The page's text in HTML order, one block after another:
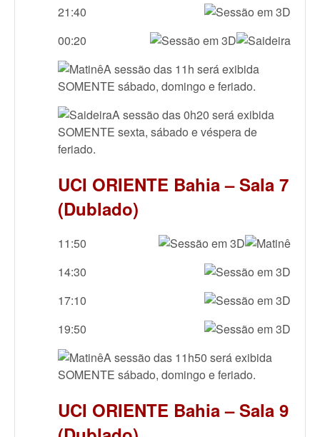
21:40
00:20
A sessão das 11h será exibida
SOMENTE sábado, domingo e feriado.
A sessão das 0h20 será exibida
SOMENTE sexta, sábado e véspera de
feriado.
UCI ORIENTE Bahia – Sala 7
(Dublado)
11:50
14:30
17:10
19:50
A sessão das 11h50 será exibida
SOMENTE sábado, domingo e feriado.
UCI ORIENTE Bahia – Sala 9